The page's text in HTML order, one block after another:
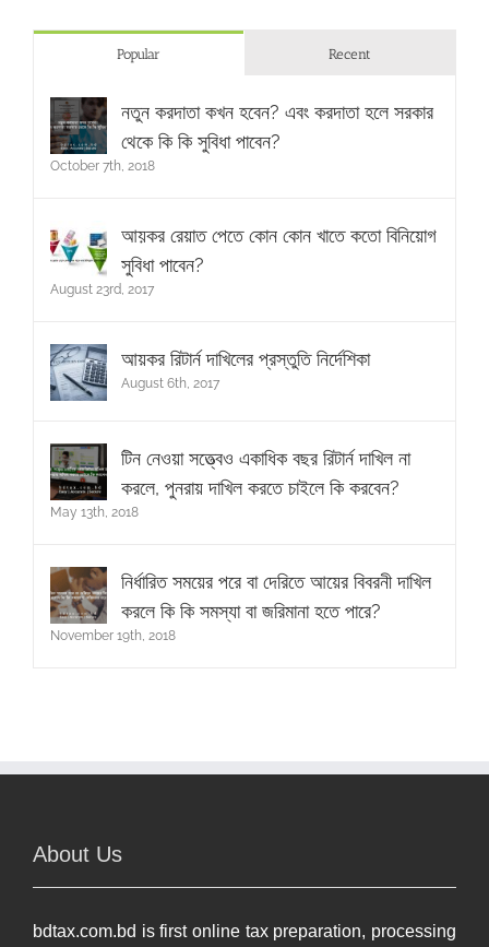
Popular Recent
নতুন করদাতা কখন হবেন? এবং করদাতা হলে সরকার
থেকে কি কি সুবিধা পাবেন?
October 7th, 2018
আয়কর রেয়াত পেতে কোন কোন খাতে কতো বিনিয়োগ
সুবিধা পাবেন?
August 23rd, 2017
আয়কর রিটার্ন দাখিলের প্রস্তুতি নির্দেশিকা
August 6th, 2017
টিন নেওয়া সত্ত্বেও একাধিক বছর রিটার্ন দাখিল না
করলে, পুনরায় দাখিল করতে চাইলে কি করবেন?
May 13th, 2018
নির্ধারিত সময়ের পরে বা দেরিতে আয়ের বিবরনী দাখিল
করলে কি কি সমস্যা বা জরিমানা হতে পারে?
November 19th, 2018
About Us
bdtax.com.bd is first online tax preparation, processing